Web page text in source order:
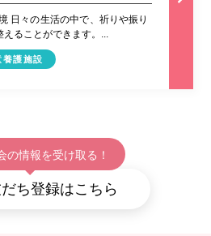
日々の生活の中で、祈りや振り
ることができます。...
養護施設
の情報を受け取る！
ち登録はこちら